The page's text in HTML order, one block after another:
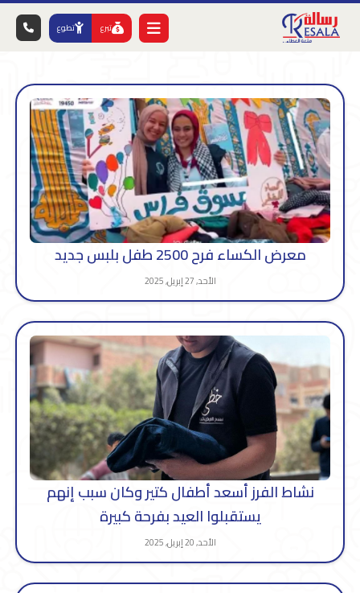
تبرع تطوع
معرض الكساء فرح 2500 طفل بلبس جديد
الأحد, 27 إبريل, 2025
نشاط الفرز أسعد أطفال كتير وكان سبب إنهم
يستقبلوا العيد بفرحة كبيرة
الأحد, 20 إبريل, 2025